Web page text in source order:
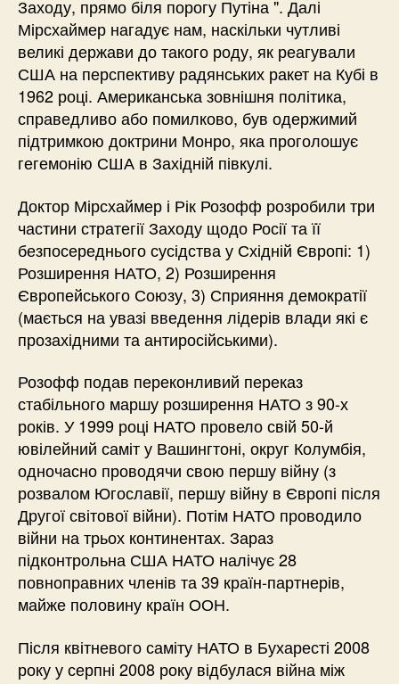
Заходу, прямо біля порогу Путіна ". Далі
Мірсхаймер нагадує нам, наскільки чутливі
великі держави до такого роду, як реагували
США на перспективу радянських ракет на Кубі в
1962 році. Американська зовнішня політика,
справедливо або помилково, був одержимий
підтримкою доктрини Монро, яка проголошує
гегемонію США в Західній півкулі.
Доктор Мірсхаймер і Рік Розофф розробили три
частини стратегії Заходу щодо Росії та її
безпосереднього сусідства у Східній Європі: 1)
Розширення НАТО, 2) Розширення
Європейського Союзу, 3) Сприяння демократії
(мається на увазі введення лідерів влади які є
прозахідними та антиросійськими).
Розофф подав переконливий переказ
стабільного маршу розширення НАТО з 90-х
років. У 1999 році НАТО провело свій 50-й
ювілейний саміт у Вашингтоні, округ Колумбія,
одночасно проводячи свою першу війну (з
розвалом Югославії, першу війну в Європі після
Другої світової війни). Потім НАТО проводило
війни на трьох континентах. Зараз
підконтрольна США НАТО налічує 28
повноправних членів та 39 країн-партнерів,
майже половину країн ООН.
Після квітневого саміту НАТО в Бухаресті 2008
року у серпні 2008 року відбулася війна між